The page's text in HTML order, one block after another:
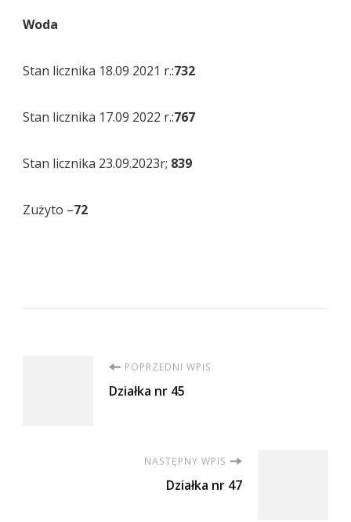
Woda
Stan licznika 18.09 2021 r.:732
Stan licznika 17.09 2022 r.:767
Stan licznika 23.09.2023r; 839
Zużyto –72
Nawigacja
POPRZEDNI WPIS
Działka nr 45
NASTĘPNY WPIS
Działka nr 47